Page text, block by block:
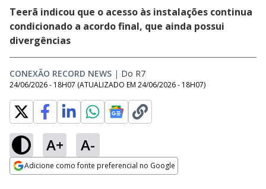
Teerã indicou que o acesso às instalações continua
condicionado a acordo final, que ainda possui
divergências
CONEXÃO RECORD NEWS | Do R7
24/06/2026 - 18H07 (ATUALIZADO EM 24/06/2026 - 18H07)
A+ A-
Adicione como fonte preferencial no Google
Ativar
Loaded:
12.30%